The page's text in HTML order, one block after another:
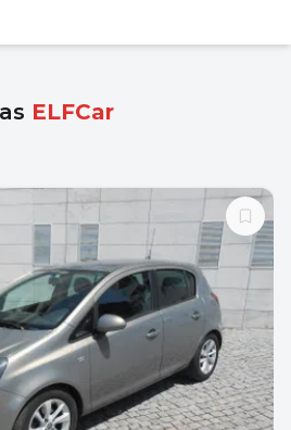
ELFCar